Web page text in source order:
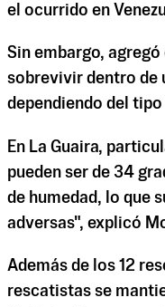
el ocurrido en
Sin embargo, agregó
sobrevivir dentro de
dependiendo del
En La Guaira,
pueden ser de 34
de humedad, lo que
adversas", explicó
Además de los 12
rescatistas se